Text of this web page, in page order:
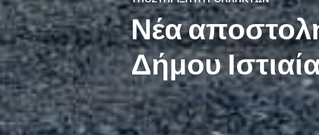
Νέα
Δήμου